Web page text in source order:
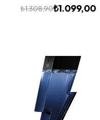
₺1.308,90₺1.099,00